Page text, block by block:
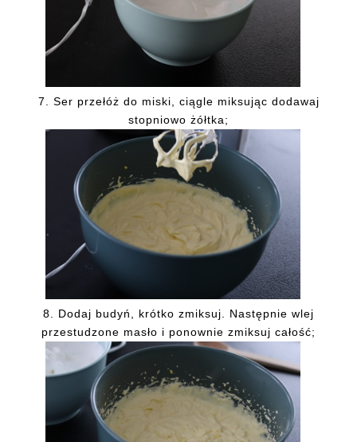
7. Ser przełóż do miski, ciągle miksując dodawaj
stopniowo żółtka;
8. Dodaj budyń, krótko zmiksuj. Następnie wlej
przestudzone masło i ponownie zmiksuj całość;